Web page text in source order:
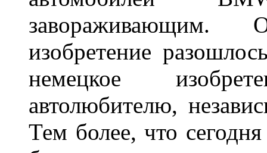
завораживающим.
изобретение
немецкое
автолюбителю,
Тем более, что сегодня